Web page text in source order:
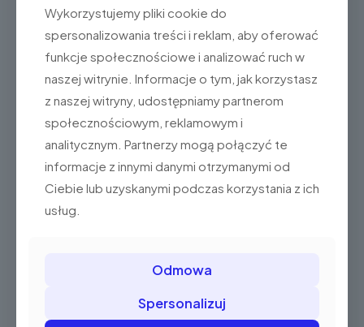
Moduł NFC + Skaner
Umożliwia szybkie płatności zbliżeniowe i
Wykorzystujemy pliki cookie do
spersonalizowania treści i reklam, aby oferować
funkcje społecznościowe i analizować ruch w
naszej witrynie. Informacje o tym, jak korzystasz
z naszej witryny, udostępniamy partnerom
społecznościowym, reklamowym i
analitycznym. Partnerzy mogą połączyć te
informacje z innymi danymi otrzymanymi od
Ciebie lub uzyskanymi podczas korzystania z ich
usług.
Odmowa
Spersonalizuj